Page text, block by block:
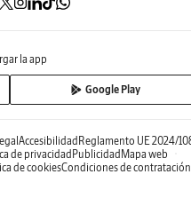
la app
Google Play
AccesibilidadReglamento UE 2024/
de privacidadPublicidadMapa web
de cookiesCondiciones de contratación